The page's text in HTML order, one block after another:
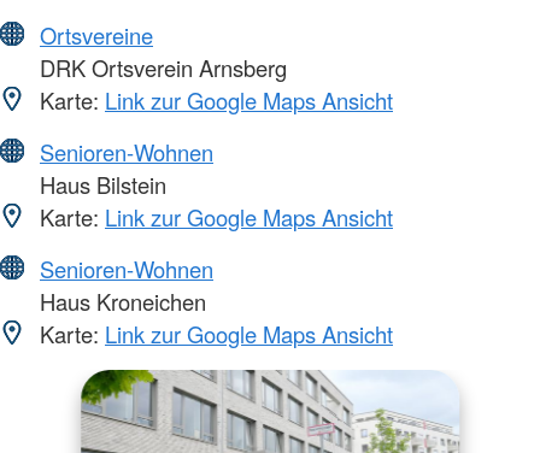
Ortsvereine
DRK Ortsverein Arnsberg
Karte: Link zur Google Maps Ansicht
Senioren-Wohnen
Haus Bilstein
Karte: Link zur Google Maps Ansicht
Senioren-Wohnen
Haus Kroneichen
Karte: Link zur Google Maps Ansicht